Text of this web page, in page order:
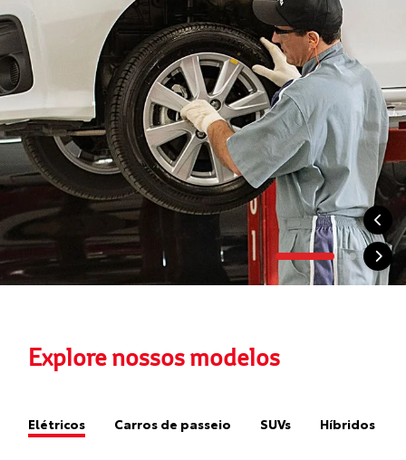
Explore nossos modelos
Elétricos Carros de passeio SUVs Híbridos